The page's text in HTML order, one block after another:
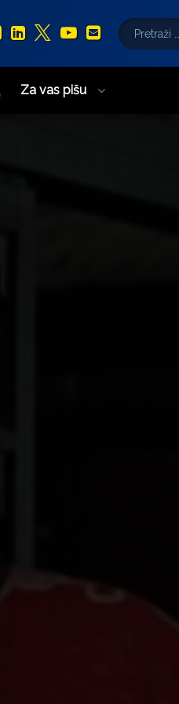
Facebook
LinkedIn
X.com
YouTube
E-mail
Pretraži:
Za vas pišu